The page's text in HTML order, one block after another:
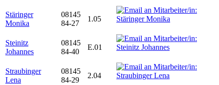
Stäringer
Monika
08145
84-27
1.05
Steinitz
Johannes
08145
84-40
E.01
Straubinger
Lena
08145
84-29
2.04